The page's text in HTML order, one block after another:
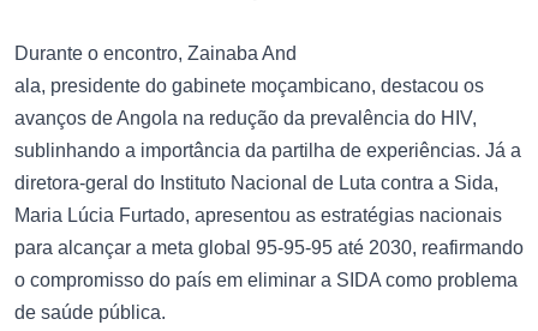
Durante o encontro, Zainaba And
ala, presidente do gabinete moçambicano, destacou os
avanços de Angola na redução da prevalência do HIV,
sublinhando a importância da partilha de experiências. Já a
diretora-geral do Instituto Nacional de Luta contra a Sida,
Maria Lúcia Furtado, apresentou as estratégias nacionais
para alcançar a meta global 95-95-95 até 2030, reafirmando
o compromisso do país em eliminar a SIDA como problema
de saúde pública.